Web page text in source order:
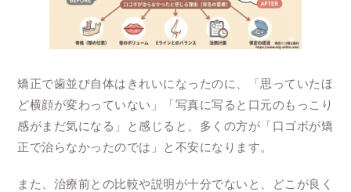
矯正で歯並び自体はきれいになったのに、「思っていたほ
ど横顔が変わっていない」「写真に写ると口元のもっこり
感がまだ気になる」と感じると、多くの方が「口ゴボが矯
正で治らなかったのでは」と不安になります。
また、治療前との比較や説明が十分でないと、どこが良く